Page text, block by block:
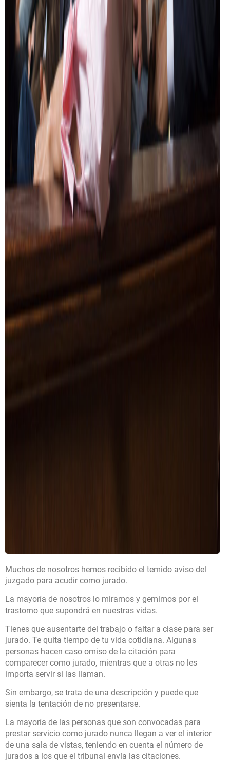
Muchos de nosotros hemos recibido el temido aviso del
juzgado para acudir como jurado.
La mayoría de nosotros lo miramos y gemimos por el
trastorno que supondrá en nuestras vidas.
Tienes que ausentarte del trabajo o faltar a clase para ser
jurado. Te quita tiempo de tu vida cotidiana. Algunas
personas hacen caso omiso de la citación para
comparecer como jurado, mientras que a otras no les
importa servir si las llaman.
Sin embargo, se trata de una descripción y puede que
sienta la tentación de no presentarse.
La mayoría de las personas que son convocadas para
prestar servicio como jurado nunca llegan a ver el interior
de una sala de vistas, teniendo en cuenta el número de
jurados a los que el tribunal envía las citaciones.